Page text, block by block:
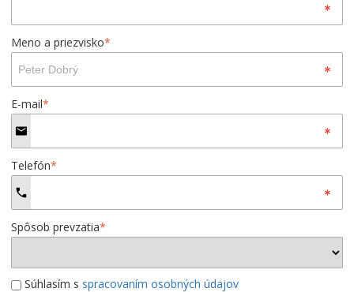
Meno a priezvisko*
E-mail*
Telefón*
Spôsob prevzatia*
Súhlasím s spracovaním osobných údajov